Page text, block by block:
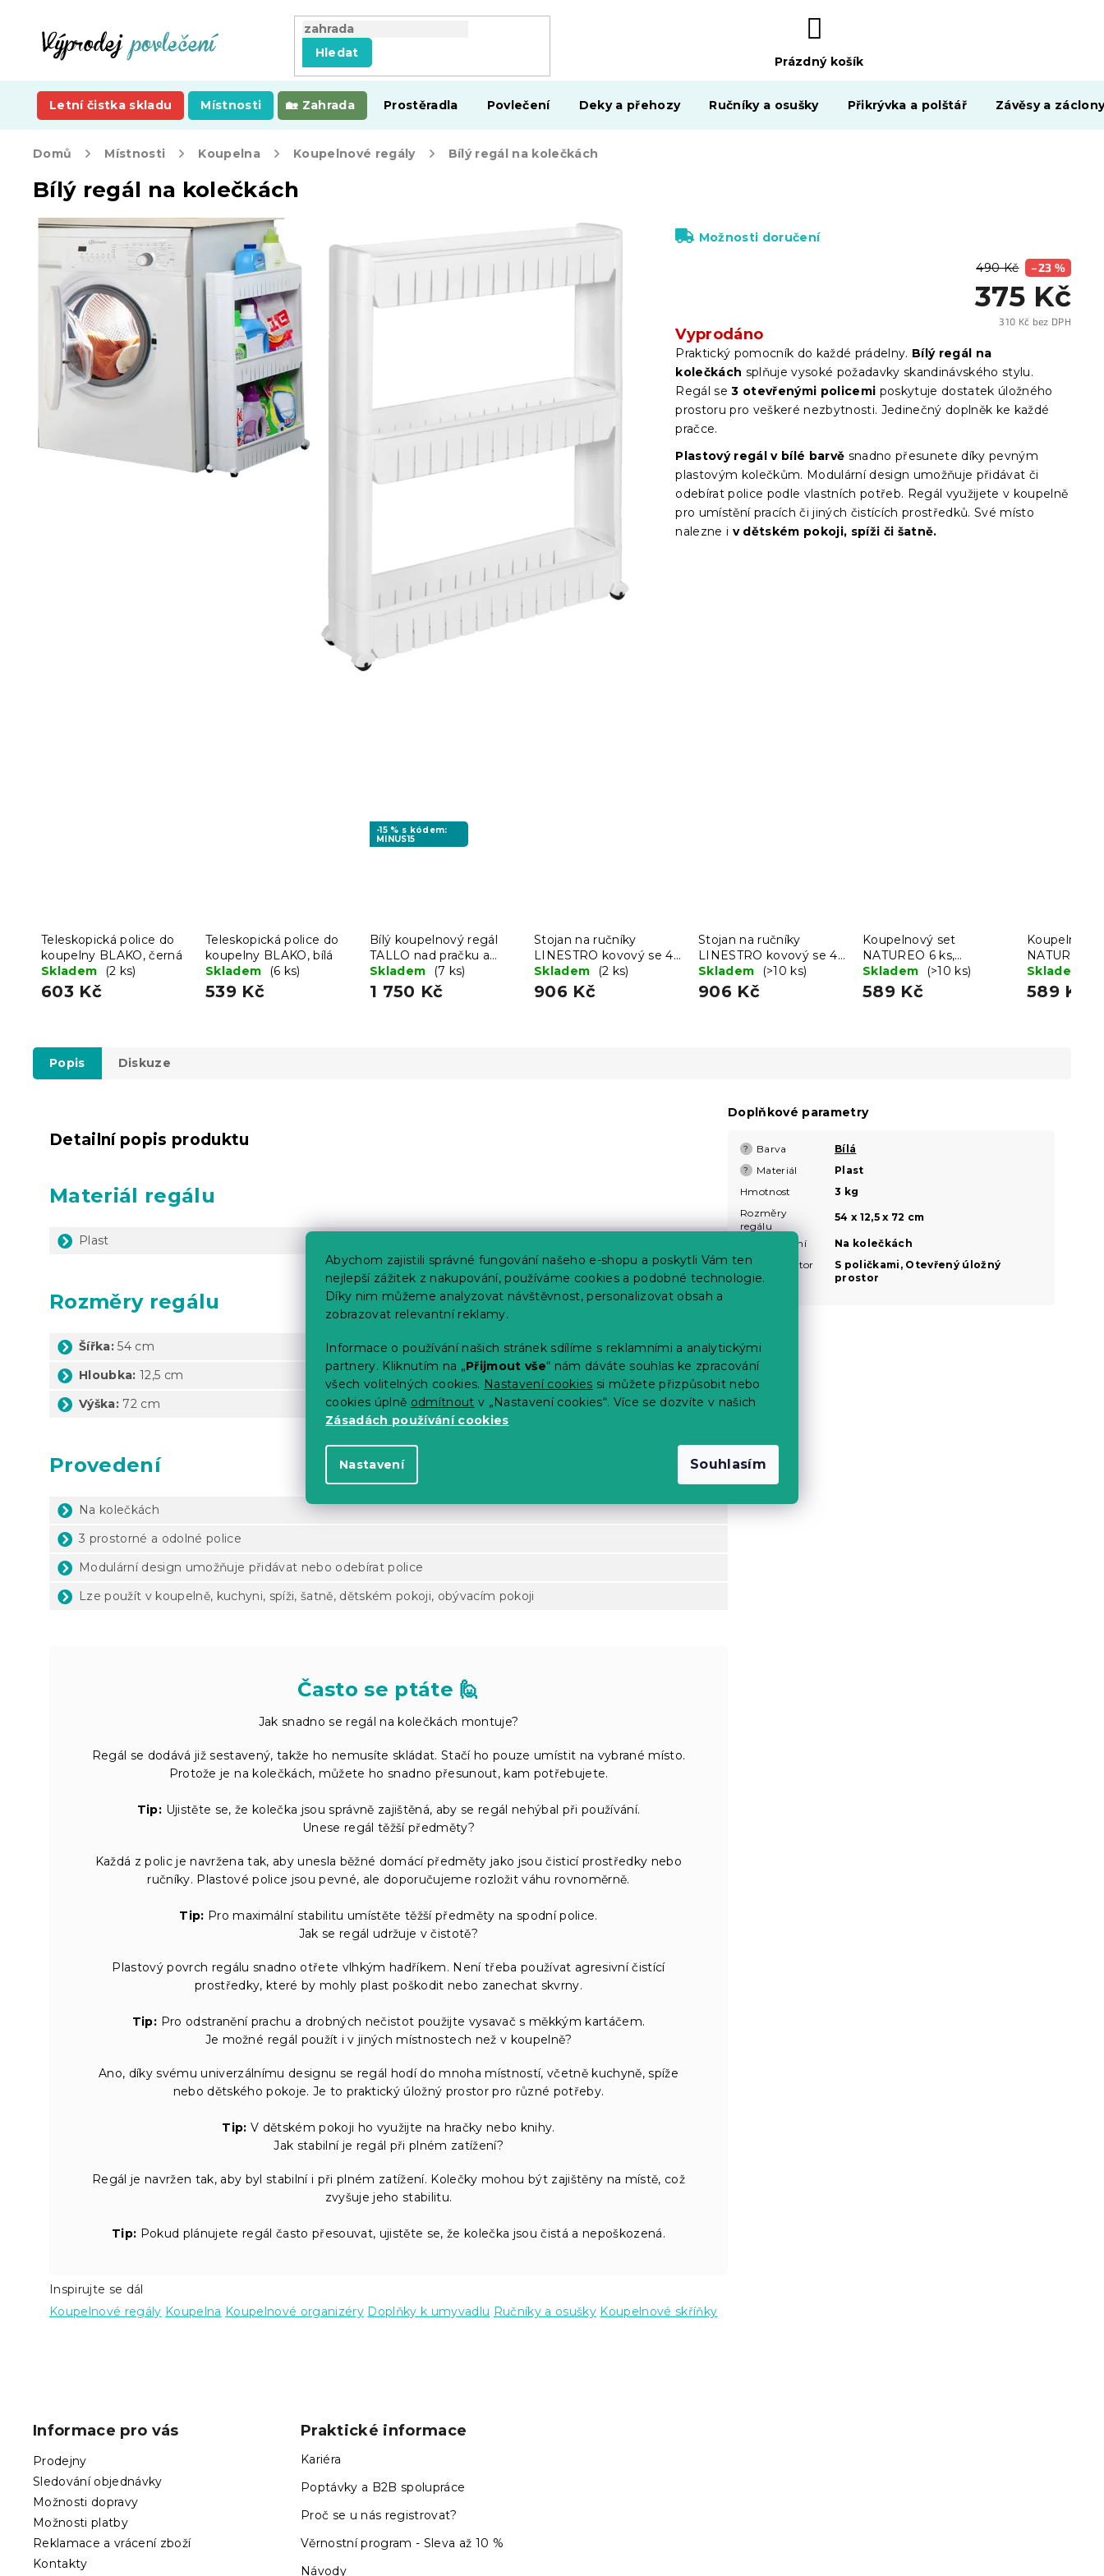
Abychom zajistili správné fungování našeho e-shopu a poskytli Vám ten
nejlepší zážitek z nakupování, používáme cookies a podobné technologie.
Díky nim můžeme analyzovat návštěvnost, personalizovat obsah a
zobrazovat relevantní reklamy.
Informace o používání našich stránek sdílíme s reklamními a analytickými
partnery. Kliknutím na „Přijmout vše“ nám dáváte souhlas ke zpracování
všech volitelných cookies. Nastavení cookies si můžete přizpůsobit nebo
cookies úplně odmítnout v „Nastavení cookies“. Více se dozvíte v našich
Zásadách používání cookies
Nastavení Souhlasím
Hledat
NÁKUPNÍ
KOŠÍK
Prázdný košík
Letní čistka skladu Místnosti Zahrada Prostěradla Povlečení Deky a přehozy Ručníky a osušky Přikrývka a polštář Závěsy a
Domů Místnosti Koupelna Koupelnové regály Bílý regál na kolečkách
Bílý regál na kolečkách
490 Kč –23 %
375 Kč
310 Kč bez DPH
Vyprodáno
Možnosti doručení
Praktický pomocník do každé prádelny. Bílý regál na
kolečkách splňuje vysoké požadavky skandinávského stylu.
Regál se3 otevřenými policemi poskytuje dostatek úložného
prostoru pro veškeré nezbytnosti. Jedinečný doplněk ke každé
pračce.
Plastový regál v bílé barvě snadno přesunete díky pevným
plastovým kolečkům. Modulární design umožňuje přidávat či
odebírat police podle vlastních potřeb. Regál využijete v koupelně
pro umístění pracích či jiných čistících prostředků. Své místo
nalezne i v dětském pokoji, spíži či šatně.
Teleskopická police do
koupelny BLAKO, černá
Skladem
(2 ks)
603 Kč
Teleskopická police do
koupelny BLAKO, bílá
Skladem
(6 ks)
539 Kč
-15 % s kódem:
MINUS15
Bílý koupelnový regál
TALLO nad pračku a
toaletu
Skladem (7 ks)
1 750 Kč
Stojan na ručníky
LINESTRO kovový se 4
rameny 93x45cm, zlatý
Skladem (2 ks)
906 Kč
Stojan na ručníky
LINESTRO kovový se 4
rameny 93x45cm, černý
Skladem (>10 ks)
906 Kč
Koupelnový set
NATUREO 6 ks,
bambus/šedá
Skladem (>10 ks)
589 Kč
Koupelnový
NATUREO 6
bambus/
Skladem
589 Kč
Popis Diskuze
Detailní popis produktu
Materiál regálu
Plast
Rozměry regálu
Šířka: 54 cm
Hloubka: 12,5 cm
Výška: 72 cm
Provedení
Na kolečkách
3 prostorné a odolné police
Modulární design umožňuje přidávat nebo odebírat police
Lze použít v koupelně, kuchyni, spíži, šatně, dětském pokoji, obývacím pokoji
Často se ptáte 🙋
Jak snadno se regál na kolečkách montuje?
Regál se dodává již sestavený, takže ho nemusíte skládat. Stačí ho pouze umístit na vybrané místo.
Protože je na kolečkách, můžete ho snadno přesunout, kam potřebujete.
Tip: Ujistěte se, že kolečka jsou správně zajištěná, aby se regál nehýbal při používání.
Unese regál těžší předměty?
Každá z polic je navržena tak, aby unesla běžné domácí předměty jako jsou čisticí prostředky nebo
ručníky. Plastové police jsou pevné, ale doporučujeme rozložit váhu rovnoměrně.
Tip: Pro maximální stabilitu umístěte těžší předměty na spodní police.
Jak se regál udržuje v čistotě?
Plastový povrch regálu snadno otřete vlhkým hadříkem. Není třeba používat agresivní čistící
prostředky, které by mohly plast poškodit nebo zanechat skvrny.
Tip: Pro odstranění prachu a drobných nečistot použijte vysavač s měkkým kartáčem.
Je možné regál použít i v jiných místnostech než v koupelně?
Ano, díky svému univerzálnímu designu se regál hodí do mnoha místností, včetně kuchyně, spíže
nebo dětského pokoje. Je to praktický úložný prostor pro různé potřeby.
Tip: V dětském pokoji ho využijte na hračky nebo knihy.
Jak stabilní je regál při plném zatížení?
Regál je navržen tak, aby byl stabilní i při plném zatížení. Kolečky mohou být zajištěny na místě, což
zvyšuje jeho stabilitu.
Tip: Pokud plánujete regál často přesouvat, ujistěte se, že kolečka jsou čistá a nepoškozená.
Inspirujte se dál
Koupelnové regály Koupelna Koupelnové organizéry Doplňky k umyvadlu Ručníky a osušky Koupelnové skříňky
Doplňkové parametry
? Barva Bílá
? Materiál
Plast
Hmotnost
3 kg
Rozměry
regálu
54 x 12,5 x 72 cm
Typ umístění
Na kolečkách
Úložný prostor
S poličkami, Otevřený úložný
prostor
Informace pro vás
Prodejny
Sledování objednávky
Možnosti dopravy
Možnosti platby
Reklamace a vrácení zboží
Kontakty
Praktické informace
Kariéra
Poptávky a B2B spolupráce
Proč se u nás registrovat?
Věrnostní program - Sleva až 10 %
Návody